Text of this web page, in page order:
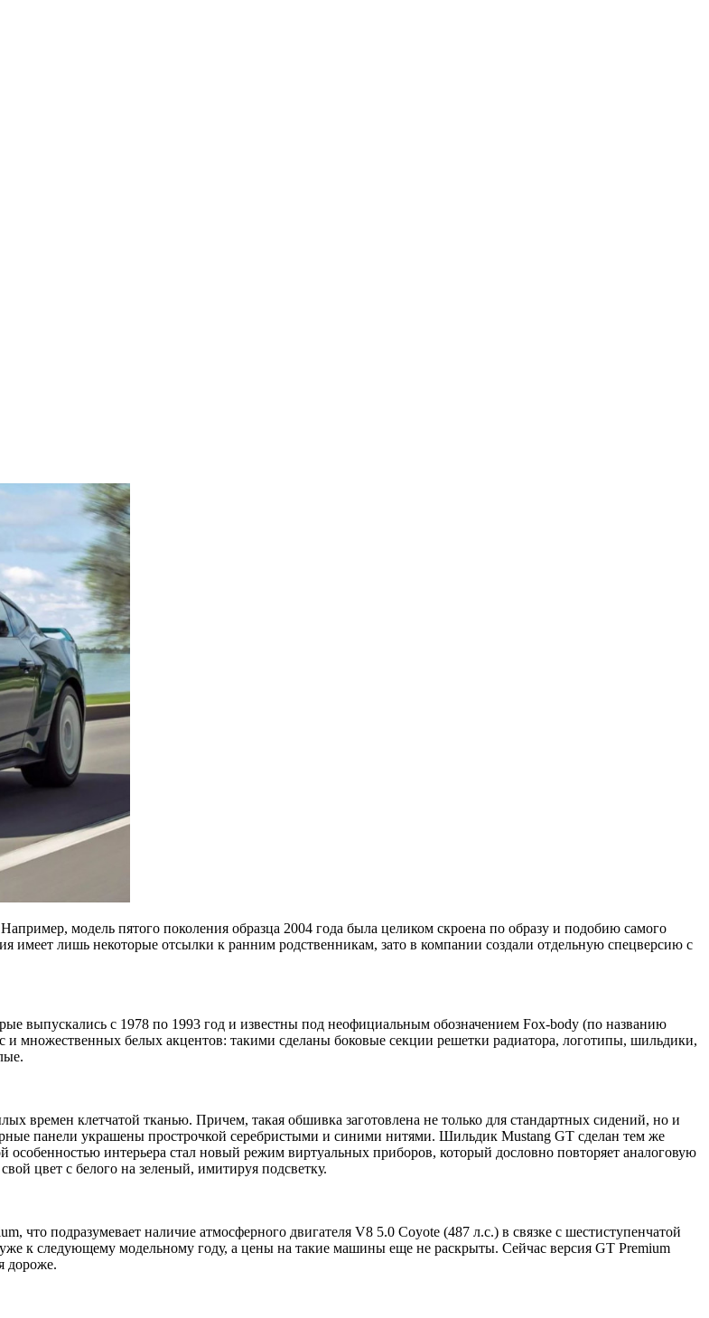
модель пятого поколения образца 2004 года была целиком скроена по образу и подобию самого
имеет лишь некоторые отсылки к ранним родственникам, зато в компании создали отдельную спецверсию с
выпускались с 1978 по 1993 год и известны под неофициальным обозначением Fox-body (по названию
и множественных белых акцентов: такими сделаны боковые секции решетки радиатора, логотипы, шильдики,
времен клетчатой тканью. Причем, такая обшивка заготовлена не только для стандартных сидений, но и
панели украшены прострочкой серебристыми и синими нитями. Шильдик Mustang GT сделан тем же
особенностью интерьера стал новый режим виртуальных приборов, который дословно повторяет аналоговую
цвет с белого на зеленый, имитируя подсветку.
что подразумевает наличие атмосферного двигателя V8 5.0 Coyote (487 л.с.) в связке с шестиступенчатой
к следующему модельному году, а цены на такие машины еще не раскрыты. Сейчас версия GT Premium
дороже.